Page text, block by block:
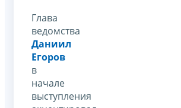
Глава
ведомства
Даниил
Егоров
в
начале
выступления